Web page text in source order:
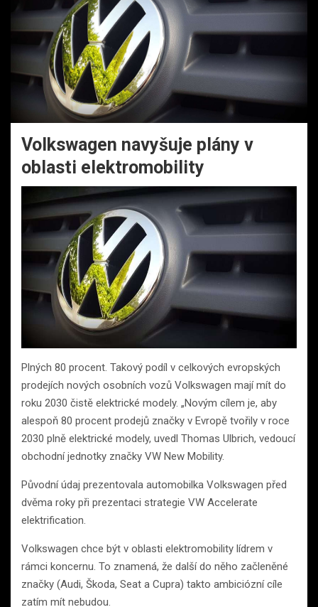
Volkswagen navyšuje plány v
oblasti elektromobility
Plných 80 procent. Takový podíl v celkových evropských
prodejích nových osobních vozů Volkswagen mají mít do
roku 2030 čistě elektrické modely. „Novým cílem je, aby
alespoň 80 procent prodejů značky v Evropě tvořily v roce
2030 plně elektrické modely, uvedl Thomas Ulbrich, vedoucí
obchodní jednotky značky VW New Mobility.
Původní údaj prezentovala automobilka Volkswagen před
dvěma roky při prezentaci strategie VW Accelerate
elektrification.
Volkswagen chce být v oblasti elektromobility lídrem v
rámci koncernu. To znamená, že další do něho začleněné
značky (Audi, Škoda, Seat a Cupra) takto ambiciózní cíle
zatím mít nebudou.